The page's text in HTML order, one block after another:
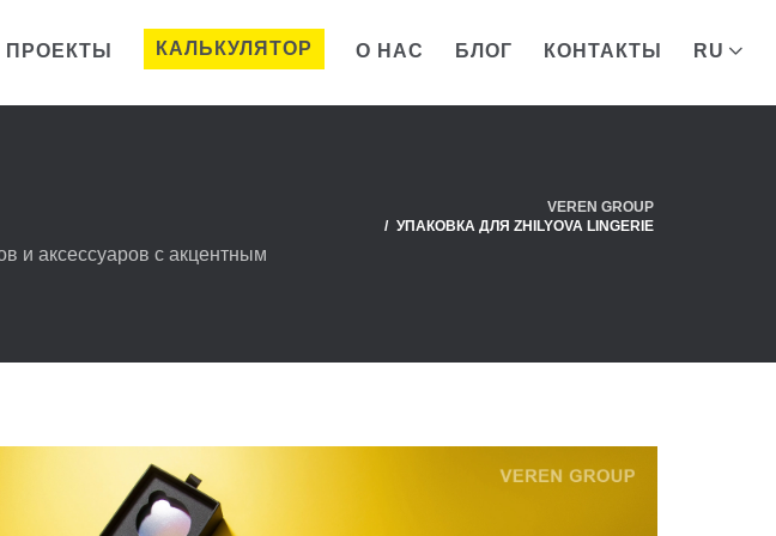
КАЛЬКУЛЯТОР О НАС БЛОГ КОНТАКТЫ RU
и аксессуаров с акцентным
VEREN GROUP
УПАКОВКА ДЛЯ ZHILYOVA LINGERIE